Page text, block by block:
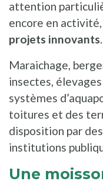
attention
encore en
projets innovants.
Maraichage,
insectes,
systèmes
toitures et des
disposition par
institutions
Une